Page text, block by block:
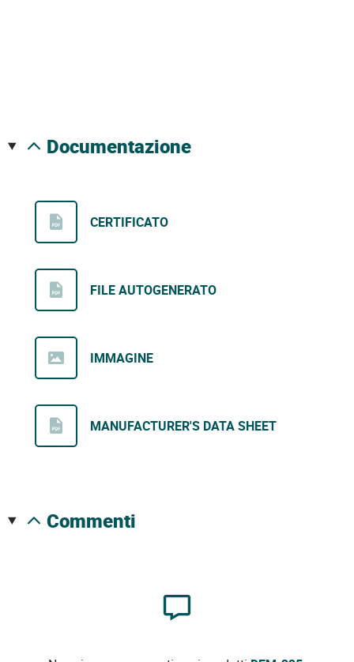
documentazione
CERTIFICATO
FILE AUTOGENERATO
IMMAGINE
MANUFACTURER'S DATA SHEET
commenti